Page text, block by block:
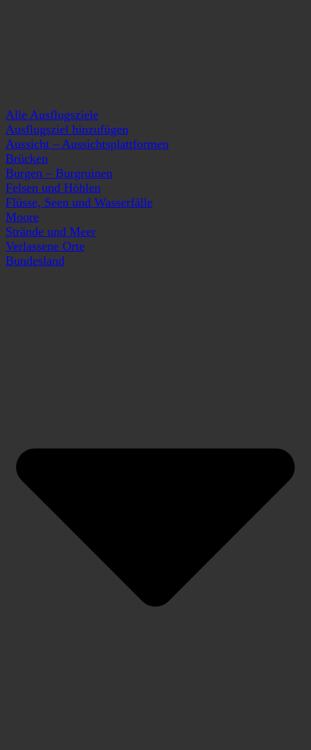
Alle Ausflugsziele
Ausflugsziel hinzufügen
Aussicht – Aussichtsplattformen
Brücken
Burgen – Burgruinen
Felsen und Höhlen
Flüsse, Seen und Wasserfälle
Moore
Strände und Meer
Verlassene Orte
Bundesland